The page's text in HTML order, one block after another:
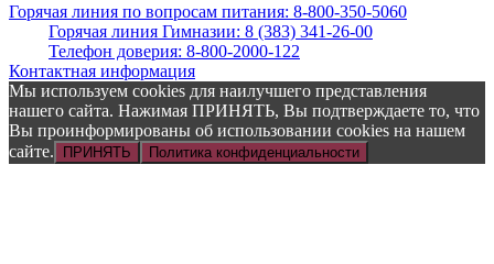
Горячая линия по вопросам питания: 8-800-350-5060
Горячая линия Гимназии: 8 (383) 341-26-00
Телефон доверия: 8-800-2000-122
Контактная информация
Мы используем cookies для наилучшего представления
нашего сайта. Нажимая ПРИНЯТЬ, Вы подтверждаете то, что
Вы проинформированы об использовании cookies на нашем
сайте.
ПРИНЯТЬ Политика конфиденциальности